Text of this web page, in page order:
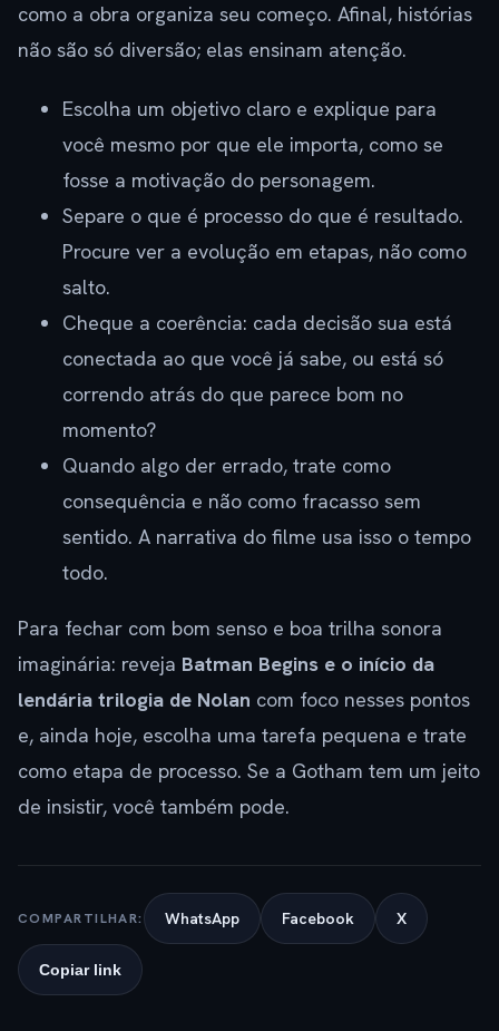
como a obra organiza seu começo. Afinal, histórias
não são só diversão; elas ensinam atenção.
Escolha um objetivo claro e explique para
você mesmo por que ele importa, como se
fosse a motivação do personagem.
Separe o que é processo do que é resultado.
Procure ver a evolução em etapas, não como
salto.
Cheque a coerência: cada decisão sua está
conectada ao que você já sabe, ou está só
correndo atrás do que parece bom no
momento?
Quando algo der errado, trate como
consequência e não como fracasso sem
sentido. A narrativa do filme usa isso o tempo
todo.
Para fechar com bom senso e boa trilha sonora
imaginária: reveja Batman Begins e o início da
lendária trilogia de Nolan com foco nesses pontos
e, ainda hoje, escolha uma tarefa pequena e trate
como etapa de processo. Se a Gotham tem um jeito
de insistir, você também pode.
COMPARTILHAR: WhatsApp Facebook X
Copiar link